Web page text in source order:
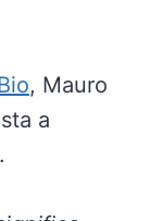
, Mauro
a